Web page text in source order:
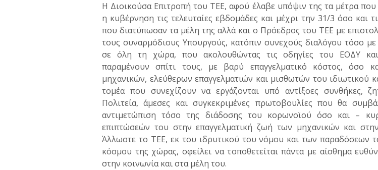
Η Διοικούσα Επιτροπή του ΤΕΕ, αφού έλαβε υπόψιν της τα μέτρα
η κυβέρνηση τις τελευταίες εβδομάδες και μέχρι την 31/3 όσο και
που διατύπωσαν τα μέλη της αλλά και ο Πρόεδρος του ΤΕΕ με
τους συναρμόδιους Υπουργούς, κατόπιν συνεχούς διαλόγου τόσο
σε όλη τη χώρα, που ακολουθώντας τις οδηγίες του ΕΟΔΥ
παραμένουν σπίτι τους, με βαρύ επαγγελματικό κόστος, όσο
μηχανικών, ελεύθερων επαγγελματιών και μισθωτών του ιδιωτικού
τομέα που συνεχίζουν να εργάζονται υπό αντίξοες συνθήκες,
Πολιτεία, άμεσες και συγκεκριμένες πρωτοβουλίες που θα
αντιμετώπιση τόσο της διάδοσης του κορωνοϊού όσο και –
επιπτώσεών του στην επαγγελματική ζωή των μηχανικών και
Άλλωστε το ΤΕΕ, εκ του ιδρυτικού του νόμου και των παραδόσεων
κόσμου της χώρας, οφείλει να τοποθετείται πάντα με αίσθημα
στην κοινωνία και στα μέλη του.